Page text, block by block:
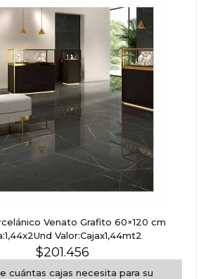
Venato Grafito 60×120 cm
Valor:Cajax1,44mt2
$201.456
cuántas cajas necesita para su